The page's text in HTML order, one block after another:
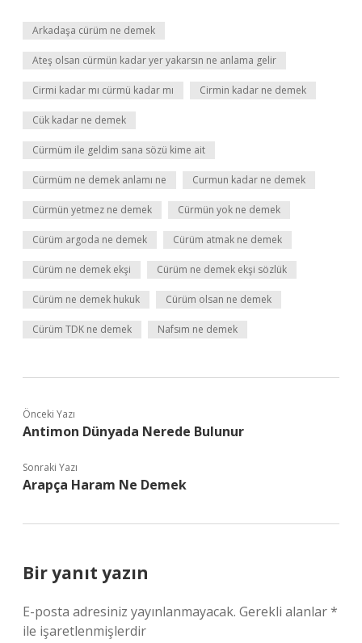
Arkadaşa cürüm ne demek
Ateş olsan cürmün kadar yer yakarsın ne anlama gelir
Cirmi kadar mı cürmü kadar mı Cirmin kadar ne demek
Cük kadar ne demek
Cürmüm ile geldim sana sözü kime ait
Cürmüm ne demek anlamı ne Curmun kadar ne demek
Cürmün yetmez ne demek Cürmün yok ne demek
Cürüm argoda ne demek Cürüm atmak ne demek
Cürüm ne demek ekşi Cürüm ne demek ekşi sözlük
Cürüm ne demek hukuk Cürüm olsan ne demek
Cürüm TDK ne demek Nafsım ne demek
Önceki Yazı
Antimon Dünyada Nerede Bulunur
Sonraki Yazı
Arapça Haram Ne Demek
Bir yanıt yazın
E-posta adresiniz yayınlanmayacak. Gerekli alanlar*
ile işaretlenmişlerdir